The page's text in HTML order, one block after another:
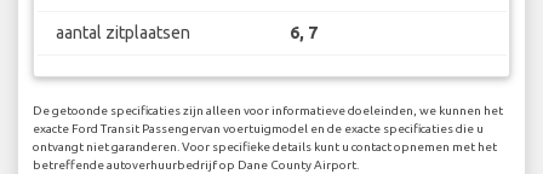
aantal zitplaatsen 6, 7
De getoonde specificaties zijn alleen voor informatieve doeleinden, we kunnen het
exacte Ford Transit Passengervan voertuigmodel en de exacte specificaties die u
ontvangt niet garanderen. Voor specifieke details kunt u contact opnemen met het
betreffende autoverhuurbedrijf op Dane County Airport.